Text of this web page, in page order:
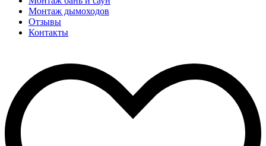
Монтаж дымоходов
Отзывы
Контакты